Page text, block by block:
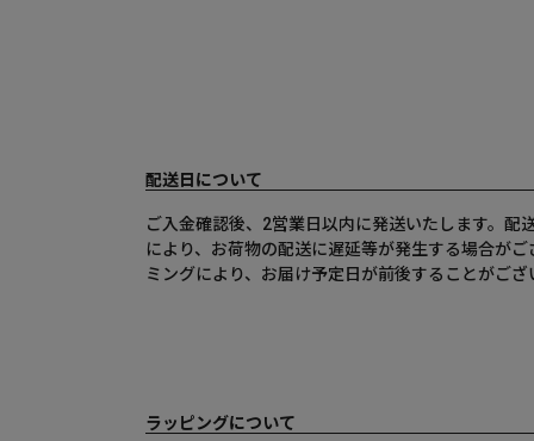
配送日について
ご入金確認後、2営業日以内に発送いたします。配
により、お荷物の配送に遅延等が発生する場合が
ミングにより、お届け予定日が前後することがござ
ラッピングについて